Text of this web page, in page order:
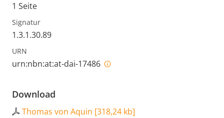
1 Seite
Signatur
1.3.1.30.89
URN
urn:nbn:at:at-dai-17486
Download
Thomas von Aquin [318,24 kb]